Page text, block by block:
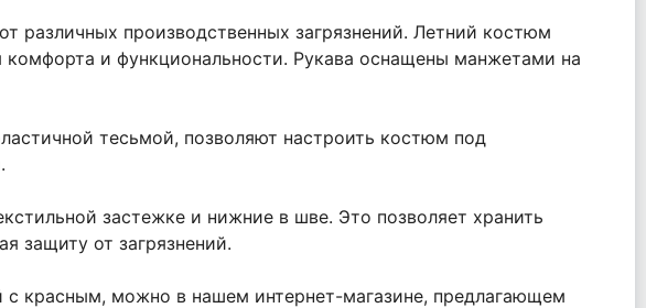
различных производственных загрязнений. Летний костюм
и функциональности. Рукава оснащены манжетами на
тесьмой, позволяют настроить костюм под
застежке и нижние в шве. Это позволяет хранить
защиту от загрязнений.
красным, можно в нашем интернет-магазине, предлагающем